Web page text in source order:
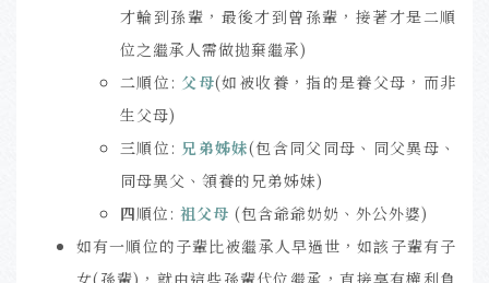
才輪到孫輩，最後才到曾孫輩，接著才是二順
位之繼承人需做拋棄繼承)
二順位: 父母(如被收養，指的是養父母，而非
生父母)
三順位: 兄弟姊妹(包含同父同母、同父異母、
同母異父、領養的兄弟姊妹)
四順位: 祖父母 (包含爺爺奶奶、外公外婆)
如有一順位的子輩比被繼承人早過世，如該子輩有子
女(孫輩)，就由這些孫輩代位繼承 ，直接享有權利負